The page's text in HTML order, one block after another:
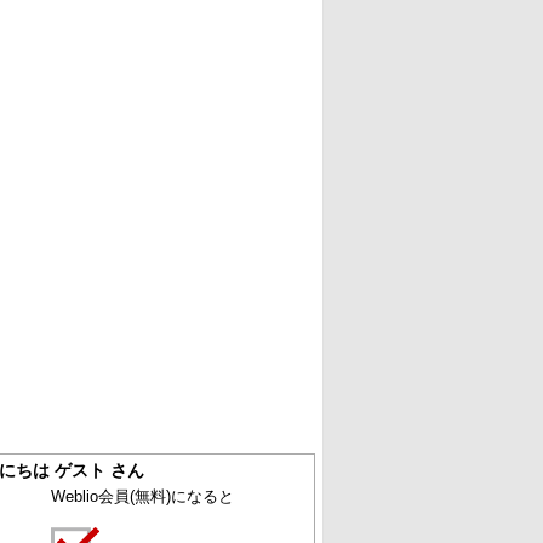
ちは ゲスト さん
Weblio会員(無料)になると